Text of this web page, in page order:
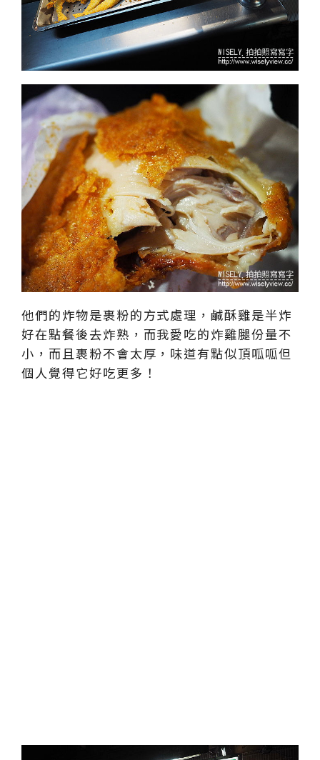
他們的炸物是裹粉的方式處理，鹹酥雞是半炸
好在點餐後去炸熟，而我愛吃的炸雞腿份量不
小，而且裹粉不會太厚，味道有點似頂呱呱但
個人覺得它好吃更多！